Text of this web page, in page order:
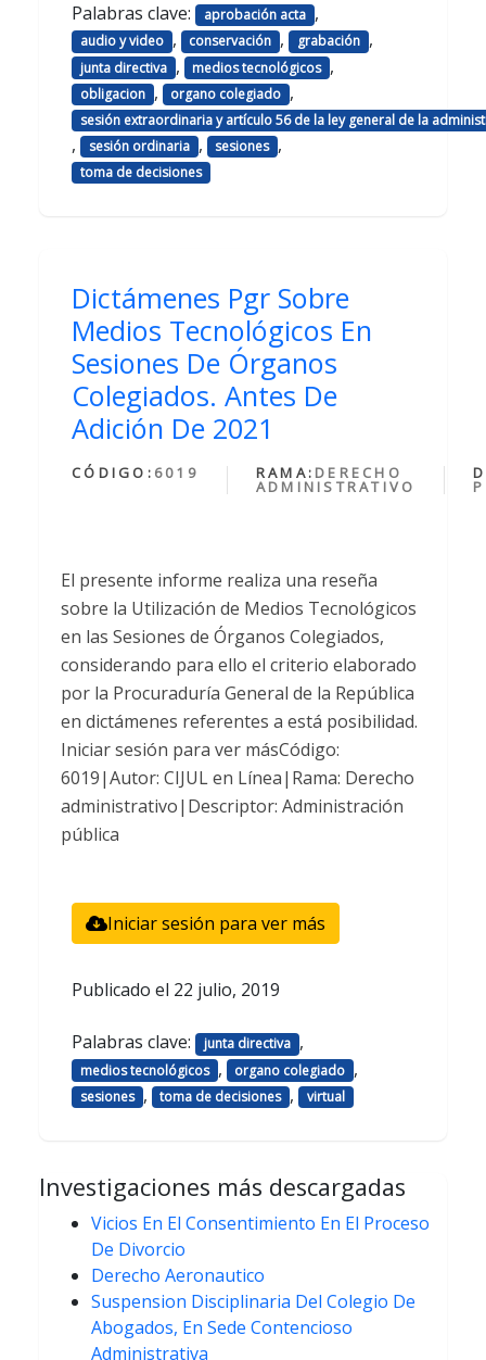
Palabras clave: aprobación acta ,
audio y video , conservación , grabación ,
junta directiva , medios tecnológicos ,
obligacion , organo colegiado ,
sesión extraordinaria y artículo 56 de la ley general de la
, sesión ordinaria , sesiones ,
toma de decisiones
Dictámenes Pgr Sobre
Medios Tecnológicos En
Sesiones De Órganos
Colegiados. Antes De
Adición De 2021
CÓDIGO: 6019 RAMA: DERECHO
ADMINISTRATIVO
El presente informe realiza una reseña
sobre la Utilización de Medios Tecnológicos
en las Sesiones de Órganos Colegiados,
considerando para ello el criterio elaborado
por la Procuraduría General de la República
en dictámenes referentes a está posibilidad.
Iniciar sesión para ver másCódigo:
6019|Autor: CIJUL en Línea|Rama: Derecho
administrativo|Descriptor: Administración
pública
Iniciar sesión para ver más
Publicado el 22 julio, 2019
Palabras clave: junta directiva ,
medios tecnológicos , organo colegiado ,
sesiones , toma de decisiones , virtual
Investigaciones más descargadas
Vicios En El Consentimiento En El Proceso
De Divorcio
Derecho Aeronautico
Suspension Disciplinaria Del Colegio De
Abogados, En Sede Contencioso
Administrativa